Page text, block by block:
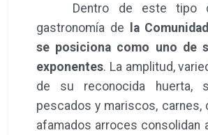
Dentro de este tipo
gastronomía de
la
se posiciona como uno de
exponentes. La amplitud,
de su reconocida huerta,
pescados y mariscos, carnes,
afamados arroces consolidan